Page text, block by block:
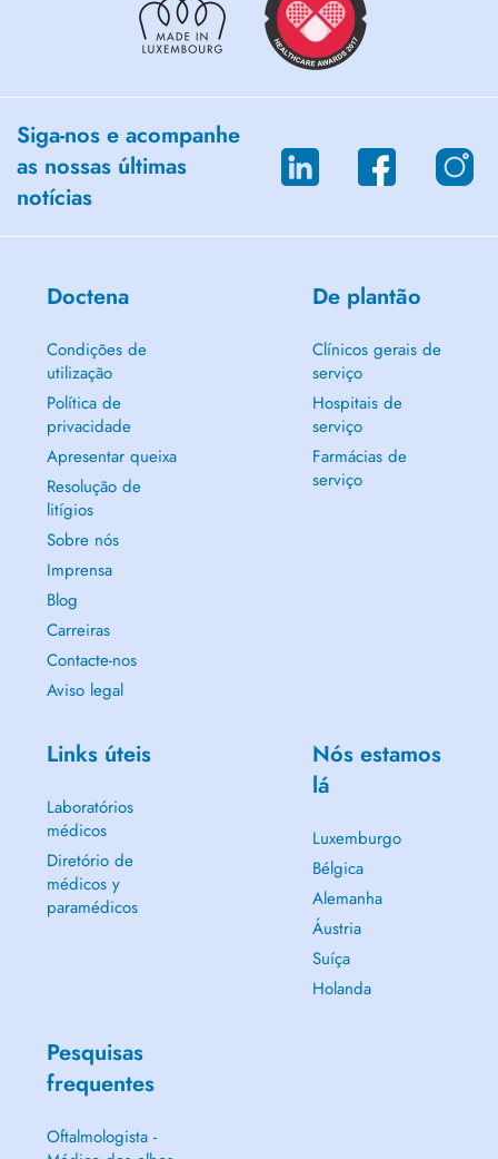
Siga-nos e acompanhe
as nossas últimas
notícias
Doctena
Condições de
utilização
Política de
privacidade
Apresentar queixa
Resolução de
litígios
Sobre nós
Imprensa
Blog
Carreiras
Contacte-nos
Aviso legal
De plantão
Clínicos gerais de
serviço
Hospitais de
serviço
Farmácias de
serviço
Links úteis
Laboratórios
médicos
Diretório de
médicos y
paramédicos
Nós estamos
lá
Luxemburgo
Bélgica
Alemanha
Áustria
Suíça
Holanda
Pesquisas
frequentes
Oftalmologista -